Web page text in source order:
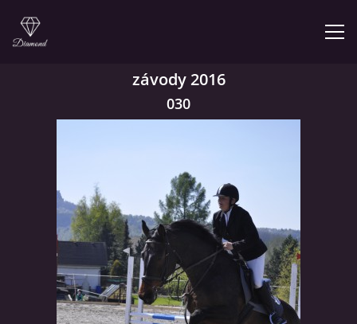
PRODEJNA JEZDECKÝCH POTŘEB
FOTOALBUM
KONTAKT
závody 2016
030